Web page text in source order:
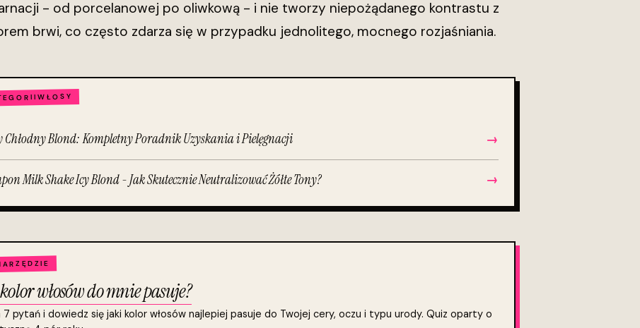
- od porcelanowej po oliwkową - i nie tworzy niepożądanego kontrastu z
brwi, co często zdarza się w przypadku jednolitego, mocnego rozjaśniania.
WŁOSY
Chłodny Blond: Kompletny Poradnik Uzyskania i Pielęgnacji →
Milk Shake Icy Blond - Jak Skutecznie Neutralizować Żółte Tony? →
włosów do mnie pasuje?
pytań i dowiedz się jaki kolor włosów najlepiej pasuje do Twojej cery, oczu i typu urody. Quiz oparty o